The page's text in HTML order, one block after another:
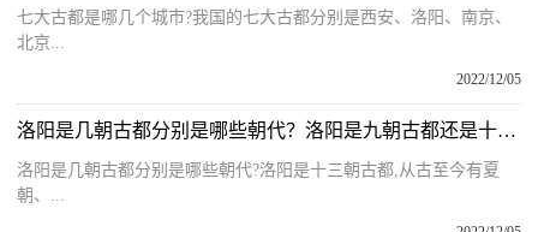
七大古都是哪几个城市?我国的七大古都分别是西安、洛阳、南京、
北京...
2022/12/05
洛阳是几朝古都分别是哪些朝代？洛阳是九朝古都还是十三朝古都？
洛阳是几朝古都分别是哪些朝代?洛阳是十三朝古都,从古至今有夏
朝、...